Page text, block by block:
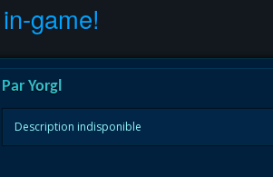
game!
Par Yorgl
Description indisponible